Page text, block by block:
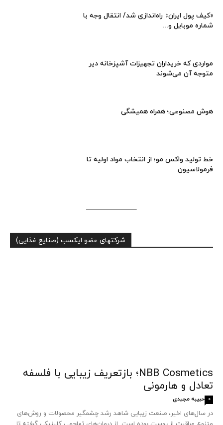
«کیف پول ایران» راه‌اندازی شد/ انتقال وجه با
شماره موبایل و...
مواردی که خریداران تجهیزات آشپزخانه دیر
متوجه آن می‌شوند
هوش مصنوعی؛ همراه همیشگی
خط تولید واکس مو؛ از انتخاب مواد اولیه تا
فرمولاسیون
شرکتهای عضو ایکسب (صنایع غذایی)
NBB Cosmetics؛ بازتعریف زیبایی با فلسفه
تعادل و هارمونی
حبیبه مجیدی 0
در سال‌های اخیر، صنعت زیبایی شاهد رشد چشمگیر محصولات و روش‌های